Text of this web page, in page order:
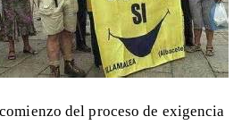
del proceso de exigencia